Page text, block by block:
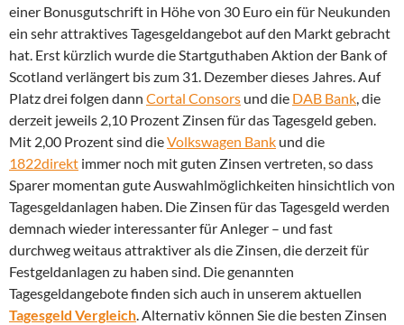
einer Bonusgutschrift in Höhe von 30 Euro ein für Neukunden
ein sehr attraktives Tagesgeldangebot auf den Markt gebracht
hat. Erst kürzlich wurde die Startguthaben Aktion der Bank of
Scotland verlängert bis zum 31. Dezember dieses Jahres. Auf
Platz drei folgen dann Cortal Consors und die DAB Bank, die
derzeit jeweils 2,10 Prozent Zinsen für das Tagesgeld geben.
Mit 2,00 Prozent sind dieVolkswagen Bank und die
1822direkt immer noch mit guten Zinsen vertreten, so dass
Sparer momentan gute Auswahlmöglichkeiten hinsichtlich von
Tagesgeldanlagen haben. Die Zinsen für das Tagesgeld werden
demnach wieder interessanter für Anleger – und fast
durchweg weitaus attraktiver als die Zinsen, die derzeit für
Festgeldanlagen zu haben sind. Die genannten
Tagesgeldangebote finden sich auch in unserem aktuellen
Tagesgeld Vergleich. Alternativ können Sie die besten Zinsen